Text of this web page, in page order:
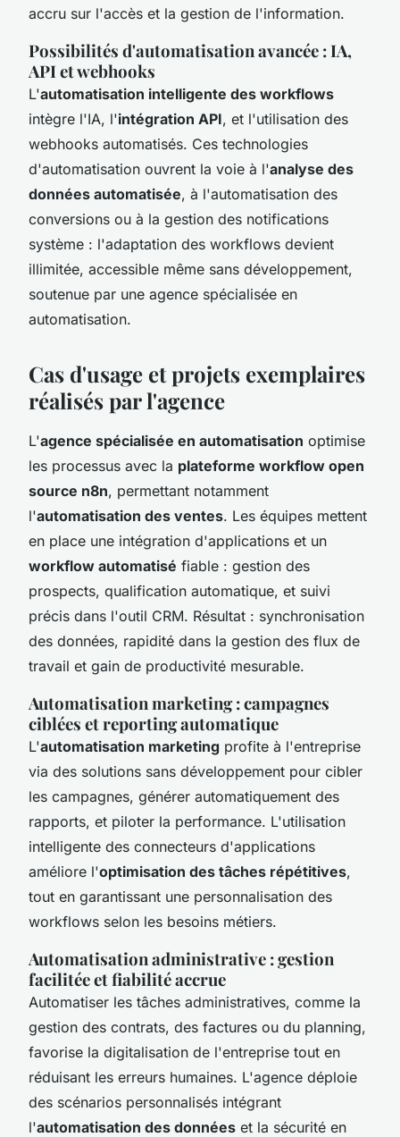
accru sur l'accès et la gestion de l'information.
Possibilités d'automatisation avancée : IA,
API et webhooks
L'automatisation intelligente des workflows
intègre l'IA, l'intégration API, et l'utilisation des
webhooks automatisés. Ces technologies
d'automatisation ouvrent la voie à l'analyse des
données automatisée, à l'automatisation des
conversions ou à la gestion des notifications
système : l'adaptation des workflows devient
illimitée, accessible même sans développement,
soutenue par une agence spécialisée en
automatisation.
Cas d'usage et projets exemplaires
réalisés par l'agence
L'agence spécialisée en automatisation optimise
les processus avec la plateforme workflow open
source n8n, permettant notamment
l'automatisation des ventes. Les équipes mettent
en place une intégration d'applications et un
workflow automatisé fiable : gestion des
prospects, qualification automatique, et suivi
précis dans l'outil CRM. Résultat : synchronisation
des données, rapidité dans la gestion des flux de
travail et gain de productivité mesurable.
Automatisation marketing : campagnes
ciblées et reporting automatique
L'automatisation marketing profite à l'entreprise
via des solutions sans développement pour cibler
les campagnes, générer automatiquement des
rapports, et piloter la performance. L'utilisation
intelligente des connecteurs d'applications
améliore l'optimisation des tâches répétitives,
tout en garantissant une personnalisation des
workflows selon les besoins métiers.
Automatisation administrative : gestion
facilitée et fiabilité accrue
Automatiser les tâches administratives, comme la
gestion des contrats, des factures ou du planning,
favorise la digitalisation de l'entreprise tout en
réduisant les erreurs humaines. L'agence déploie
des scénarios personnalisés intégrant
l'automatisation des données et la sécurité en